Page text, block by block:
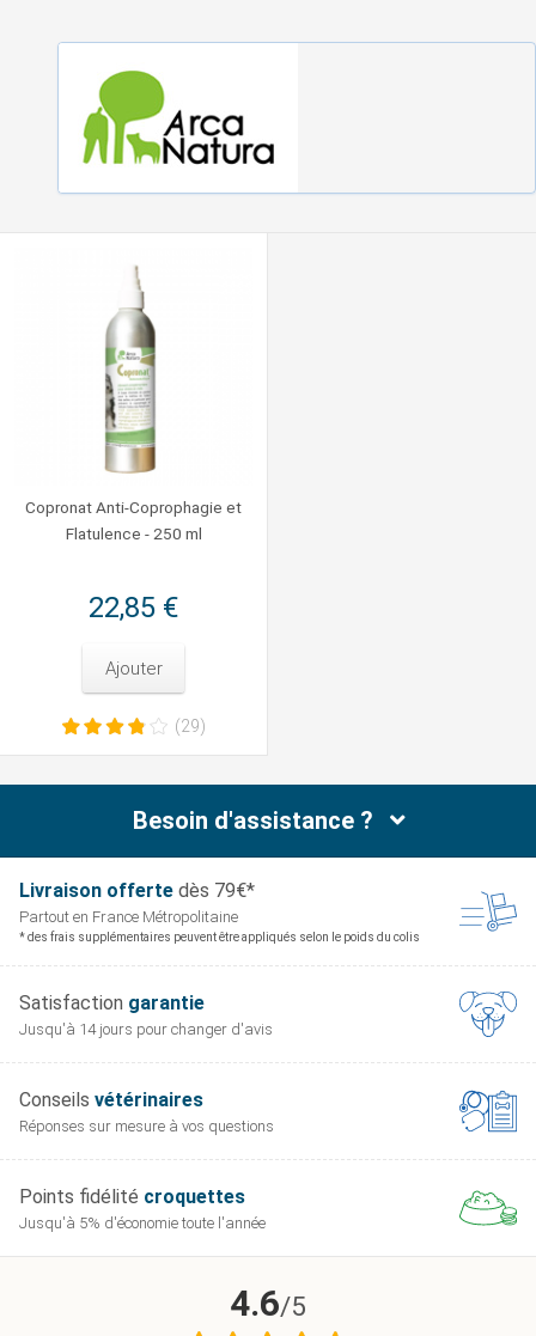
Copronat Anti-Coprophagie et
Flatulence - 250 ml
22,85 €
Ajouter
(29)
Besoin d'assistance ?
Livraison offerte dès 79€*
Partout en France Métropolitaine
* des frais supplémentaires peuvent être appliqués selon le poids du colis
Satisfaction garantie
Jusqu'à 14 jours pour changer d'avis
Conseils vétérinaires
Réponses sur mesure à vos questions
Points fidélité croquettes
Jusqu'à 5% d'économie toute l'année
4.6/5